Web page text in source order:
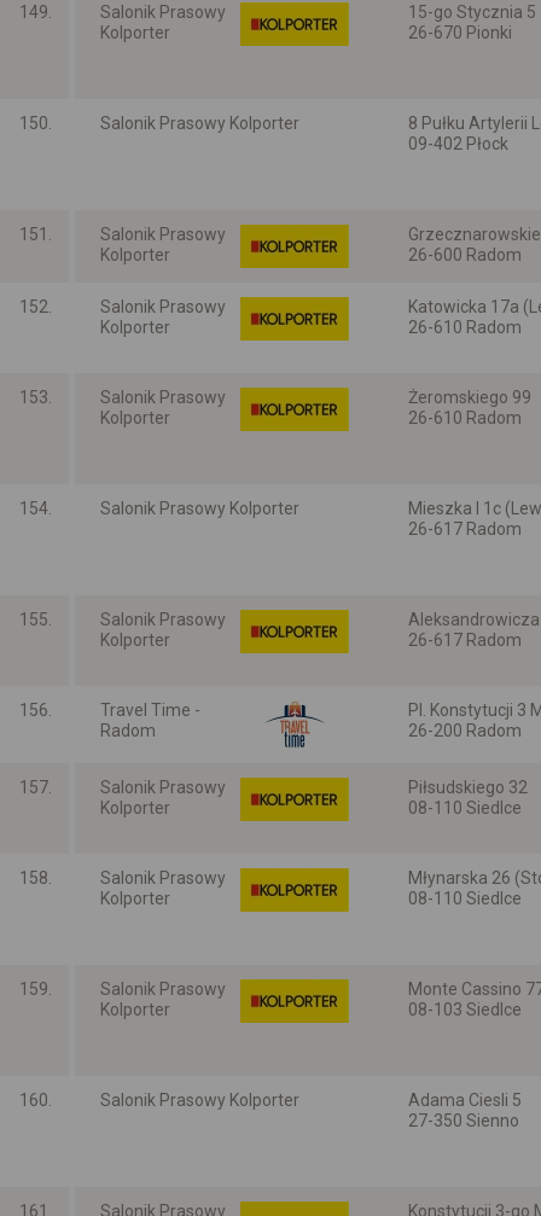
149.
Salonik Prasowy
Kolporter
15-go Stycznia 5
26-670 Pionki
150. Salonik Prasowy Kolporter
8 Pułku Artylerii
09-402 Płock
151.
Salonik Prasowy
Kolporter
26-600 Radom
152.
Salonik Prasowy
Kolporter
Katowicka 17a
26-610 Radom
153.
Salonik Prasowy
Kolporter
Żeromskiego 99
26-610 Radom
154. Salonik Prasowy Kolporter
Mieszka I 1c
26-617 Radom
155.
Salonik Prasowy
Kolporter
26-617 Radom
156.
Travel Time -
Radom
Pl. Konstytucji 3
26-200 Radom
157.
Salonik Prasowy
Kolporter
Piłsudskiego 32
08-110 Siedlce
158.
Salonik Prasowy
Kolporter
Młynarska 26
08-110 Siedlce
159.
Salonik Prasowy
Kolporter
Monte Cassino
08-103 Siedlce
160. Salonik Prasowy Kolporter
Adama Ciesli 5
27-350 Sienno
161.
Salonik Prasowy
Konstytucji 3-go